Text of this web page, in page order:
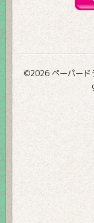
©2026 ペーパー